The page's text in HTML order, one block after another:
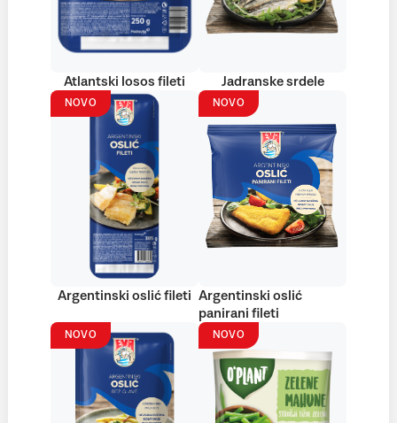
Atlantski losos fileti Jadranske srdele
NOVO
Argentinski oslić fileti
NOVO
Argentinski oslić
panirani fileti
NOVO NOVO